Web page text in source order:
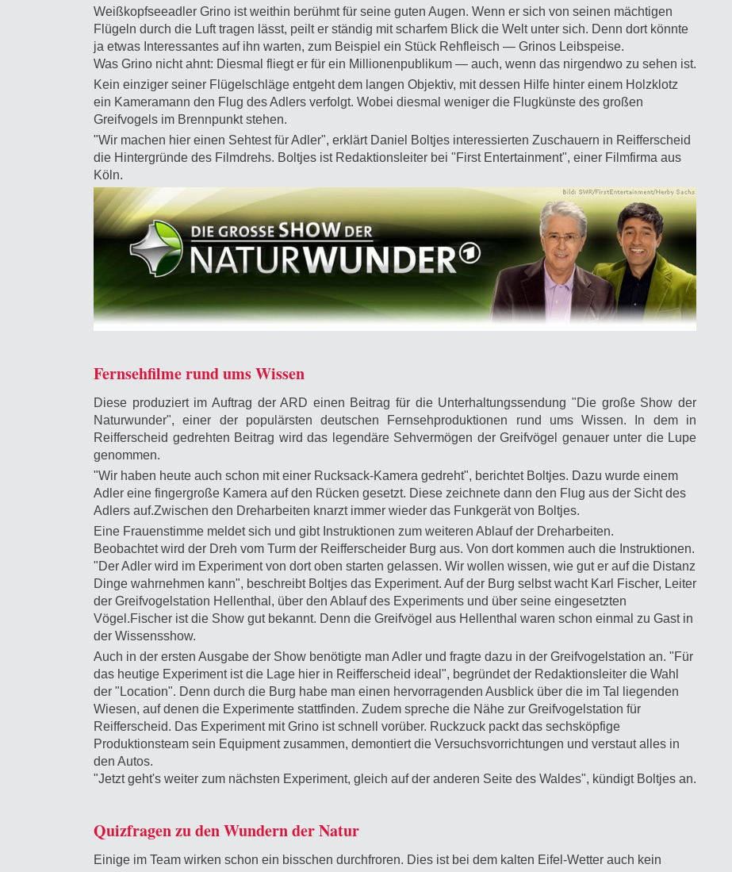
Weißkopfseeadler Grino ist weithin berühmt für seine guten Augen. Wenn er sich von seinen mächtigen
Flügeln durch die Luft tragen lässt, peilt er ständig mit scharfem Blick die Welt unter sich. Denn dort könnte
ja etwas Interessantes auf ihn warten, zum Beispiel ein Stück Rehfleisch — Grinos Leibspeise.
Was Grino nicht ahnt: Diesmal fliegt er für ein Millionenpublikum — auch, wenn das nirgendwo zu sehen ist.
Kein einziger seiner Flügelschläge entgeht dem langen Objektiv, mit dessen Hilfe hinter einem Holzklotz
ein Kameramann den Flug des Adlers verfolgt. Wobei diesmal weniger die Flugkünste des großen
Greifvogels im Brennpunkt stehen.
"Wir machen hier einen Sehtest für Adler", erklärt Daniel Boltjes interessierten Zuschauern in Reifferscheid
die Hintergründe des Filmdrehs. Boltjes ist Redaktionsleiter bei "First Entertainment", einer Filmfirma aus
Köln.
Fernsehfilme rund ums Wissen
Diese produziert im Auftrag der ARD einen Beitrag für die Unterhaltungssendung "Die große Show der
Naturwunder", einer der populärsten deutschen Fernsehproduktionen rund ums Wissen. In dem in
Reifferscheid gedrehten Beitrag wird das legendäre Sehvermögen der Greifvögel genauer unter die Lupe
genommen.
"Wir haben heute auch schon mit einer Rucksack-Kamera gedreht", berichtet Boltjes. Dazu wurde einem
Adler eine fingergroße Kamera auf den Rücken gesetzt. Diese zeichnete dann den Flug aus der Sicht des
Adlers auf.Zwischen den Dreharbeiten knarzt immer wieder das Funkgerät von Boltjes.
Eine Frauenstimme meldet sich und gibt Instruktionen zum weiteren Ablauf der Dreharbeiten.
Beobachtet wird der Dreh vom Turm der Reifferscheider Burg aus. Von dort kommen auch die Instruktionen.
"Der Adler wird im Experiment von dort oben starten gelassen. Wir wollen wissen, wie gut er auf die Distanz
Dinge wahrnehmen kann", beschreibt Boltjes das Experiment. Auf der Burg selbst wacht Karl Fischer, Leiter
der Greifvogelstation Hellenthal, über den Ablauf des Experiments und über seine eingesetzten
Vögel.Fischer ist die Show gut bekannt. Denn die Greifvögel aus Hellenthal waren schon einmal zu Gast in
der Wissensshow.
Auch in der ersten Ausgabe der Show benötigte man Adler und fragte dazu in der Greifvogelstation an. "Für
das heutige Experiment ist die Lage hier in Reifferscheid ideal", begründet der Redaktionsleiter die Wahl
der "Location". Denn durch die Burg habe man einen hervorragenden Ausblick über die im Tal liegenden
Wiesen, auf denen die Experimente stattfinden. Zudem spreche die Nähe zur Greifvogelstation für
Reifferscheid. Das Experiment mit Grino ist schnell vorüber. Ruckzuck packt das sechsköpfige
Produktionsteam sein Equipment zusammen, demontiert die Versuchsvorrichtungen und verstaut alles in
den Autos.
"Jetzt geht's weiter zum nächsten Experiment, gleich auf der anderen Seite des Waldes", kündigt Boltjes an.
Quizfragen zu den Wundern der Natur
Einige im Team wirken schon ein bisschen durchfroren. Dies ist bei dem kalten Eifel-Wetter auch kein